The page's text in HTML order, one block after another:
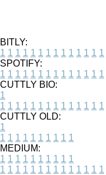
BITLY:
1 1 1 1 1 1 1 1 1 1 1 1 1 1
SPOTIFY:
1 1 1 1 1 1 1 1 1 1 1 1 1 1
CUTTLY BIO:
1
1 1 1 1 1 1 1 1 1 1 1 1 1 1
CUTTLY OLD:
1
1 1 1 1 1 1 1 1 1 1
MEDIUM:
1 1 1 1 1 1 1 1 1 1
1 1 1 1 1 1 1 1 1 1 1 1 1 1